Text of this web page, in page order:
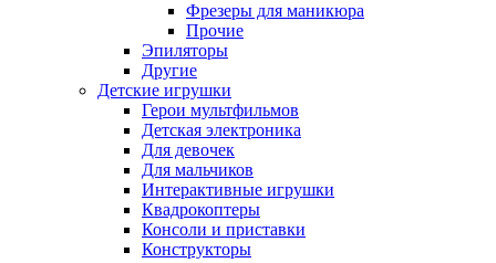
Фрезеры для маникюра
Прочие
Эпиляторы
Другие
Детские игрушки
Герои мультфильмов
Детская электроника
Для девочек
Для мальчиков
Интерактивные игрушки
Квадрокоптеры
Консоли и приставки
Конструкторы